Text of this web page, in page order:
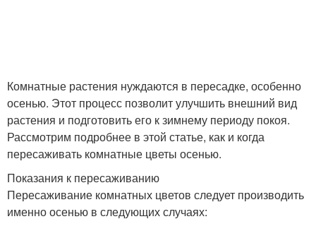
Комнатные растения нуждаются в пересадке, особенно
осенью. Этот процесс позволит улучшить внешний вид
растения и подготовить его к зимнему периоду покоя.
Рассмотрим подробнее в этой статье, как и когда
пересаживать комнатные цветы осенью.
Показания к пересаживанию
Пересаживание комнатных цветов следует производить
именно осенью в следующих случаях: